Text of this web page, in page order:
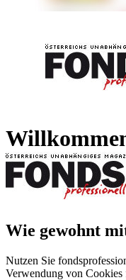
Wie gewohnt
Nutzen Sie
Verwendung von Cookies